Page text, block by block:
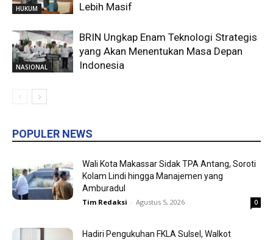
HUKUM
Lebih Masif
NASIONAL
BRIN Ungkap Enam Teknologi Strategis
yang Akan Menentukan Masa Depan
Indonesia
POPULER NEWS
Wali Kota Makassar Sidak TPA Antang, Soroti
Kolam Lindi hingga Manajemen yang
Amburadul
Tim Redaksi - Agustus 5, 2026 0
Hadiri Pengukuhan FKLA Sulsel, Walkot